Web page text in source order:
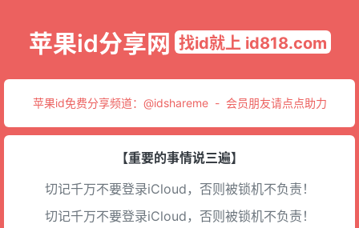
苹果id分享网 找id就上 id818.com
苹果id免费分享频道： @idshareme- 会员朋友请点点助力
【重要的事情说三遍】
切记千万不要登录iCloud，否则被锁机不负责！
切记千万不要登录iCloud，否则被锁机不负责！